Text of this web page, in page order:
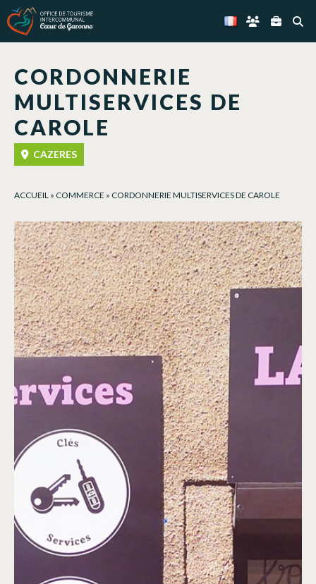
CORDONNERIE
MULTISERVICES DE
CAROLE
CAZERES
ACCUEIL » COMMERCE » CORDONNERIE MULTISERVICES DE CAROLE
Panneau de gestion des cookies